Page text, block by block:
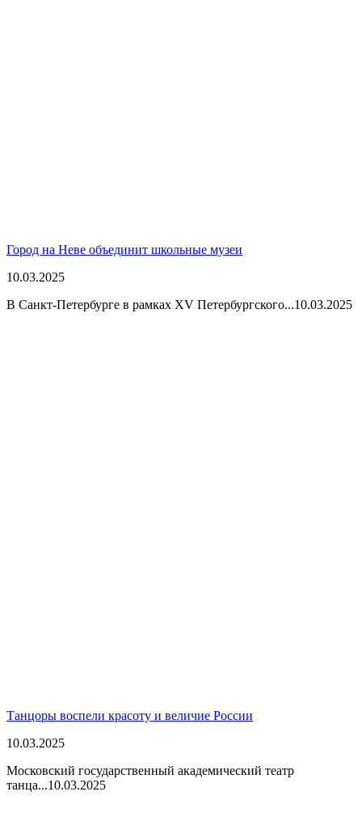
Город на Неве объединит школьные музеи
10.03.2025
В Санкт-Петербурге в рамках XV Петербургского...10.03.2025
Танцоры воспели красоту и величие России
10.03.2025
Московский государственный академический театр
танца...10.03.2025